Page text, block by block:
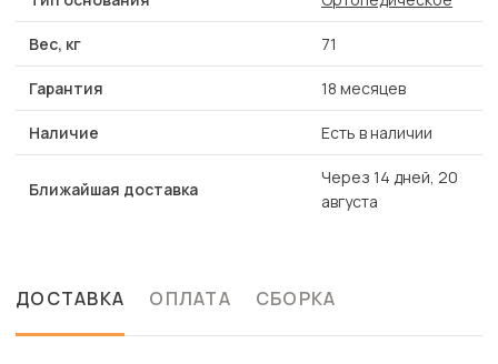
Вес, кг 71
Гарантия 18 месяцев
Наличие Есть в наличии
Ближайшая доставка
Через 14 дней, 20
августа
ДОСТАВКА ОПЛАТА СБОРКА